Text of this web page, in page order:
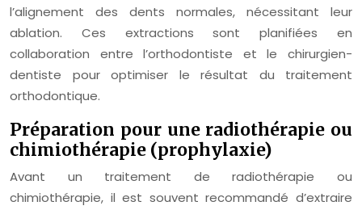
l’alignement des dents normales, nécessitant leur
ablation. Ces extractions sont planifiées en
collaboration entre l’orthodontiste et le chirurgien-
dentiste pour optimiser le résultat du traitement
orthodontique.
Préparation pour une radiothérapie ou
chimiothérapie (prophylaxie)
Avant un traitement de radiothérapie ou
chimiothérapie, il est souvent recommandé d’extraire